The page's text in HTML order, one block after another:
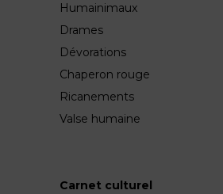
Humainimaux
Drames
Dévorations
Chaperon rouge
Ricanements
Valse humaine
Carnet culturel